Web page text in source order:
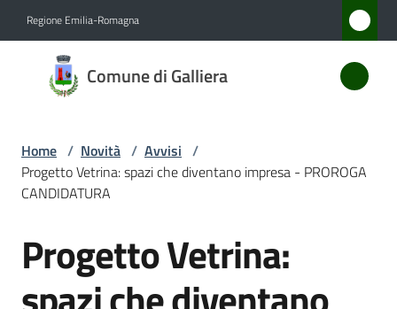
Regione Emilia-Romagna
Comune di Galliera
Comune
di
Amministrazione
Novità
Menu selezionato
Home / Novità / Avvisi /
Progetto Vetrina: spazi che diventano impresa - PROROGA
CANDIDATURA
Salta al contenuto
Progetto Vetrina: